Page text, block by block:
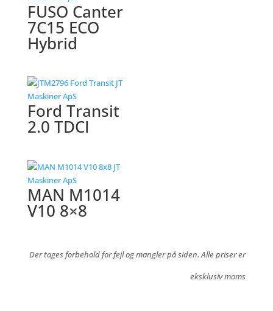
FUSO Canter
7C15 ECO
Hybrid
Ford Transit
2.0 TDCI
MAN M1014
V10 8×8
Der tages forbehold for fejl og mangler på siden. Alle priser er
eksklusiv moms